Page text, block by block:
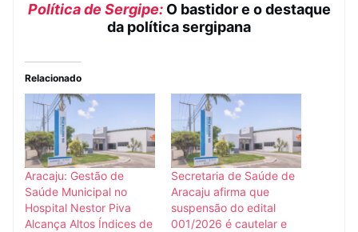
Política de Sergipe: O bastidor e o destaque
da política sergipana
Relacionado
Aracaju: Gestão de
Saúde Municipal no
Hospital Nestor Piva
Alcança Altos Índices de
Secretaria de Saúde de
Aracaju afirma que
suspensão do edital
001/2026 é cautelar e